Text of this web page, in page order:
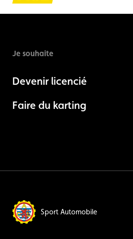
Je souhaite
Devenir licencié
Faire du karting
Sport Automobile